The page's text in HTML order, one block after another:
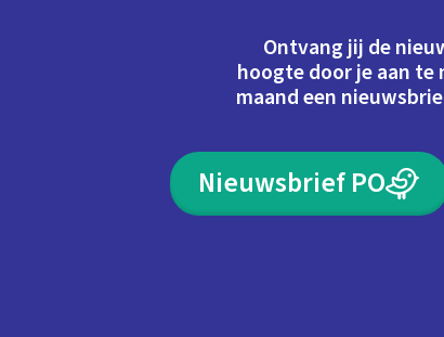
Ontvang jij de
hoogte door je aan te
maand een
Nieuwsbrief PO